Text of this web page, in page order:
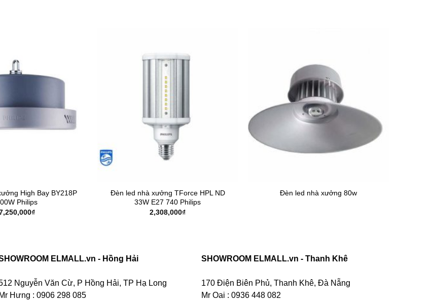
High Bay BY218P
Philips
₫
Đèn led nhà xưởng TForce HPL ND
33W E27 740 Philips
2,308,000₫
Đèn led nhà xưởng 80w
ELMALL.vn - Hồng Hải
Nguyễn Văn Cừ, P Hồng Hải, TP Hạ Long
Mr Hưng : 0906 298 085
SHOWROOM ELMALL.vn - Thanh Khê
170 Điện Biên Phủ, Thanh Khê, Đà Nẵng
Mr Oai : 0936 448 082